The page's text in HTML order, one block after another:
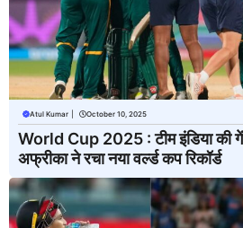
Atul Kumar October 10, 2025
World Cup 2025 : टीम इंडिया की
अफ्रीका ने रचा नया वर्ल्ड कप रिकॉर्ड